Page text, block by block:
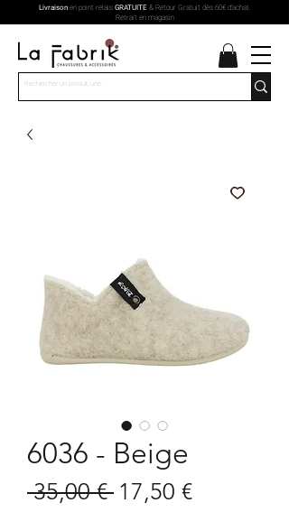
Livraisonen point relais GRATUITE& Retour Gratuit dès 60€ d'achat.
Retrait en magasin
6036 - Beige
35,00 € Prix
17,50 €Prix